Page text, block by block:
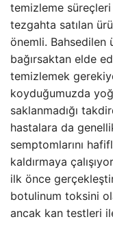
temizleme
tezgahta satılan
önemli. Bahsedilen
bağırsaktan elde
temizlemek
koyduğumuzda
saklanmadığı
hastalara da
semptomlarını
kaldırmaya
ilk önce
botulinum toksini
ancak kan testleri